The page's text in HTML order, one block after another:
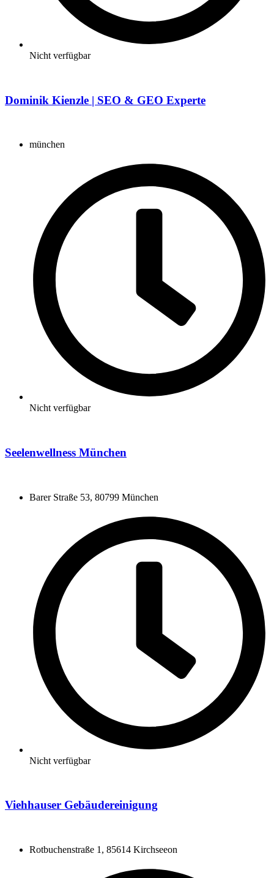
Nicht verfügbar
Dominik Kienzle | SEO & GEO Experte
münchen
Nicht verfügbar
Seelenwellness München
Barer Straße 53, 80799 München
Nicht verfügbar
Viehhauser Gebäudereinigung
Rotbuchenstraße 1, 85614 Kirchseeon